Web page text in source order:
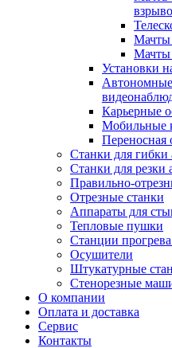
Мачты
Мачты
Установки
Карьерные
Мобильные
Переносная
Станки для гибки
Станки для резки
Правильно-
Отрезные станки
Аппараты для
Тепловые пушки
Станции прогрева
Осушители
Штукатурные
Стенорезные
О компании
Оплата и доставка
Сервис
Контакты